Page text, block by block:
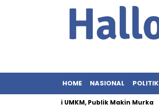
HOME NASIONAL POLITIK
Istri Menteri UMKM, Publik Makin Murka